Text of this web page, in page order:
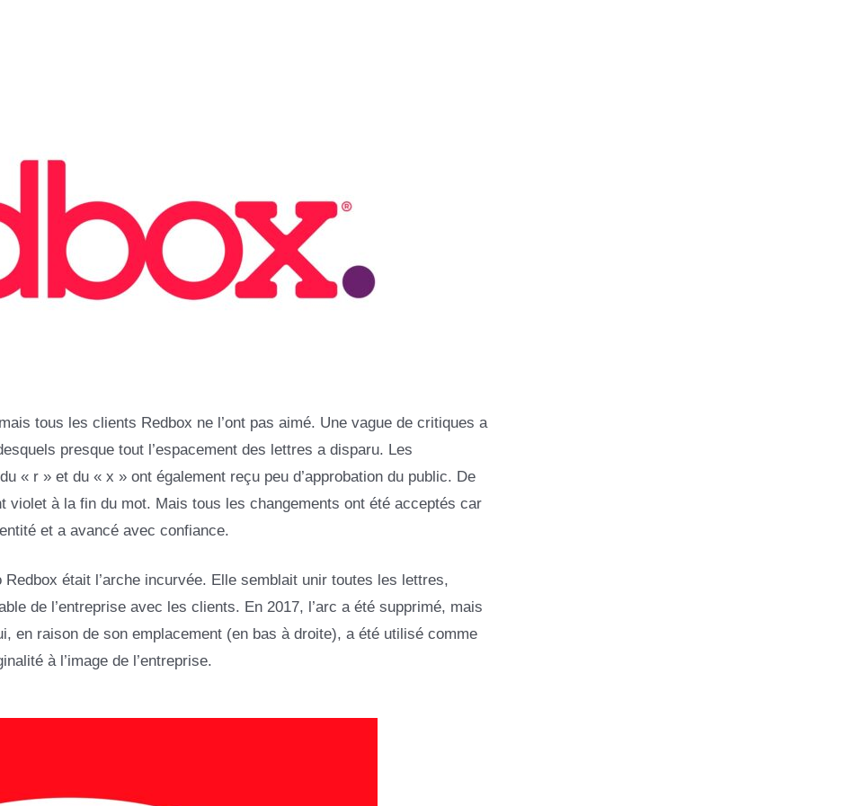
tous les clients Redbox ne l’ont pas aimé. Une vague de critiques a
presque tout l’espacement des lettres a disparu. Les
« r » et du « x » ont également reçu peu d’approbation du public. De
violet à la fin du mot. Mais tous les changements ont été acceptés car
et a avancé avec confiance.
était l’arche incurvée. Elle semblait unir toutes les lettres,
de l’entreprise avec les clients. En 2017, l’arc a été supprimé, mais
en raison de son emplacement (en bas à droite), a été utilisé comme
à l’image de l’entreprise.